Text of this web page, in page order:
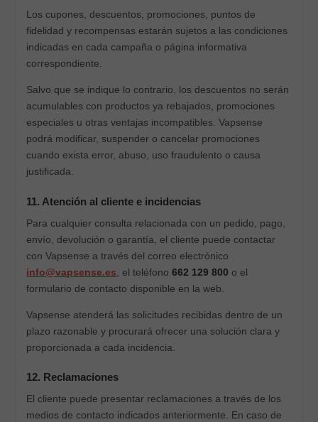
Los cupones, descuentos, promociones, puntos de
fidelidad y recompensas estarán sujetos a las condiciones
indicadas en cada campaña o página informativa
correspondiente.
Salvo que se indique lo contrario, los descuentos no serán
acumulables con productos ya rebajados, promociones
especiales u otras ventajas incompatibles. Vapsense
podrá modificar, suspender o cancelar promociones
cuando exista error, abuso, uso fraudulento o causa
justificada.
11. Atención al cliente e incidencias
Para cualquier consulta relacionada con un pedido, pago,
envío, devolución o garantía, el cliente puede contactar
con Vapsense a través del correo electrónico
info@vapsense.es , el teléfono662 129 800 o el
formulario de contacto disponible en la web.
Vapsense atenderá las solicitudes recibidas dentro de un
plazo razonable y procurará ofrecer una solución clara y
proporcionada a cada incidencia.
12. Reclamaciones
El cliente puede presentar reclamaciones a través de los
medios de contacto indicados anteriormente. En caso de